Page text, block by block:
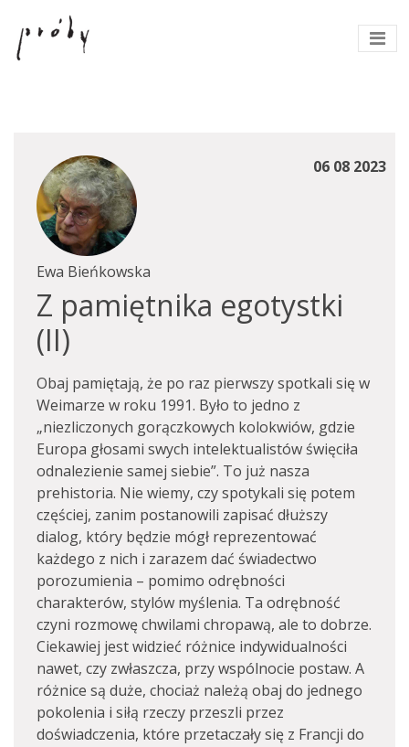
06 08 2023
Ewa Bieńkowska
Z pamiętnika egotystki
(II)
Obaj pamiętają, że po raz pierwszy spotkali się w
Weimarze w roku 1991. Było to jedno z
„niezliczonych gorączkowych kolokwiów, gdzie
Europa głosami swych intelektualistów święciła
odnalezienie samej siebie”. To już nasza
prehistoria. Nie wiemy, czy spotykali się potem
częściej, zanim postanowili zapisać dłuższy
dialog, który będzie mógł reprezentować
każdego z nich i zarazem dać świadectwo
porozumienia – pomimo odrębności
charakterów, stylów myślenia. Ta odrębność
czyni rozmowę chwilami chropawą, ale to dobrze.
Ciekawiej jest widzieć różnice indywidualności
nawet, czy zwłaszcza, przy wspólnocie postaw. A
różnice są duże, chociaż należą obaj do jednego
pokolenia i siłą rzeczy przeszli przez
doświadczenia, które przetaczały się z Francji do